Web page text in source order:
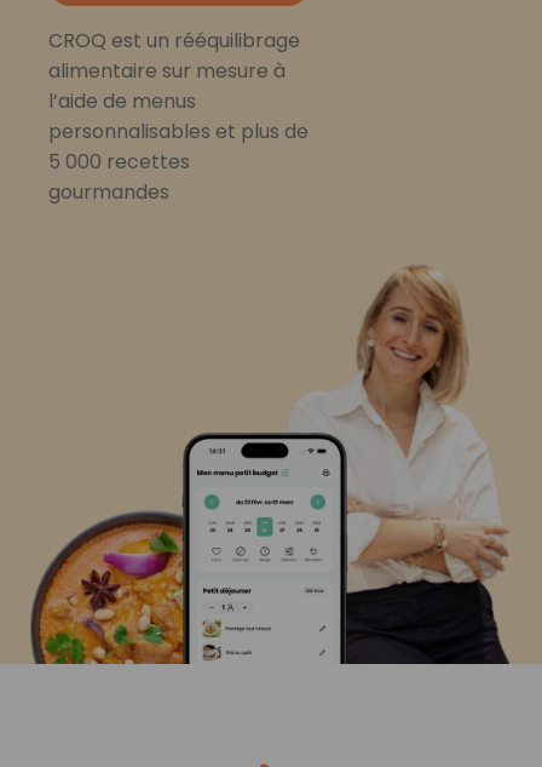
CROQ est un rééquilibrage
alimentaire sur mesure à
l’aide de menus
personnalisables et plus de
5 000 recettes
gourmandes